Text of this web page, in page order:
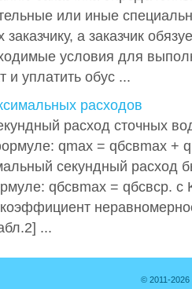
или иные
а заказчик
условия для
и уплатить обус ...
расходов
расход сточных
qmax = qбсвmax +
секундный расход
qбсвmax = qбсвср. с
...
© 2011-2026